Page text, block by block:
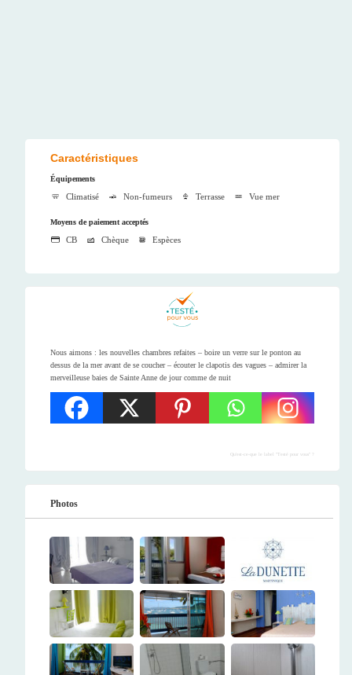
Caractéristiques
Équipements
Climatisé Non-fumeurs Terrasse Vue mer
Moyens de paiement acceptés
CB Chèque Espèces
Nous aimons : les nouvelles chambres refaites – boire un verre sur le ponton au
dessus de la mer avant de se coucher – écouter le clapotis des vagues – admirer la
merveilleuse baies de Sainte Anne de jour comme de nuit
Qu'est-ce-que le label "Testé pour vous" ?
Photos